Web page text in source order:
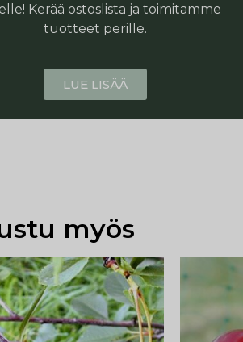
Kerää ostoslista ja toimitamme
tuotteet perille.
LUE LISÄÄ
myös